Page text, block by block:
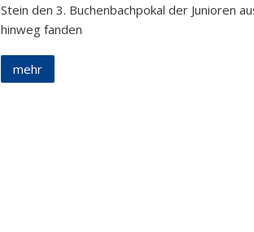
Stein den 3. Buchenbachpokal der Junioren
hinweg fanden
mehr